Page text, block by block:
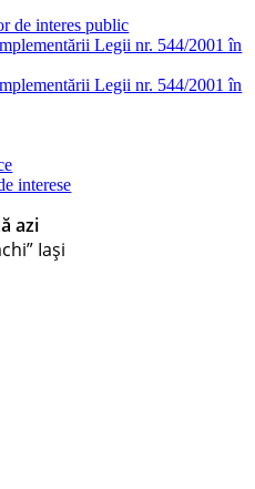
de interes public
Legii nr. 544/2001 în
Legii nr. 544/2001 în
interese
azi
Iaşi